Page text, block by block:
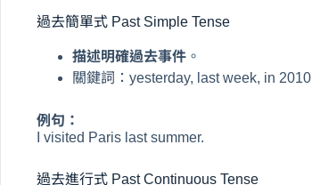
過去簡單式 Past Simple Tense
描述明確過去事件 。
關鍵詞：yesterday, last week, in 2010
例句：
I visited Paris last summer.
過去進行式 Past Continuous Tense